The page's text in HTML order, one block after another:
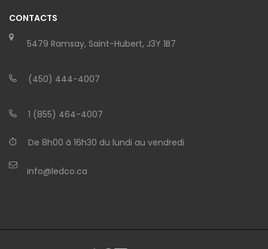
CONTACTS
5479 Ramsay, Saint-Hubert, J3Y 1B7
(450) 444-4007
1 (855) 464-4007
De 8h00 à 16h30 du lundi au vendredi
info@ledco.ca